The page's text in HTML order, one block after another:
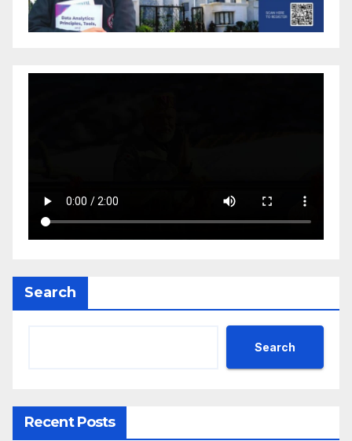
Search
Search
Recent Posts